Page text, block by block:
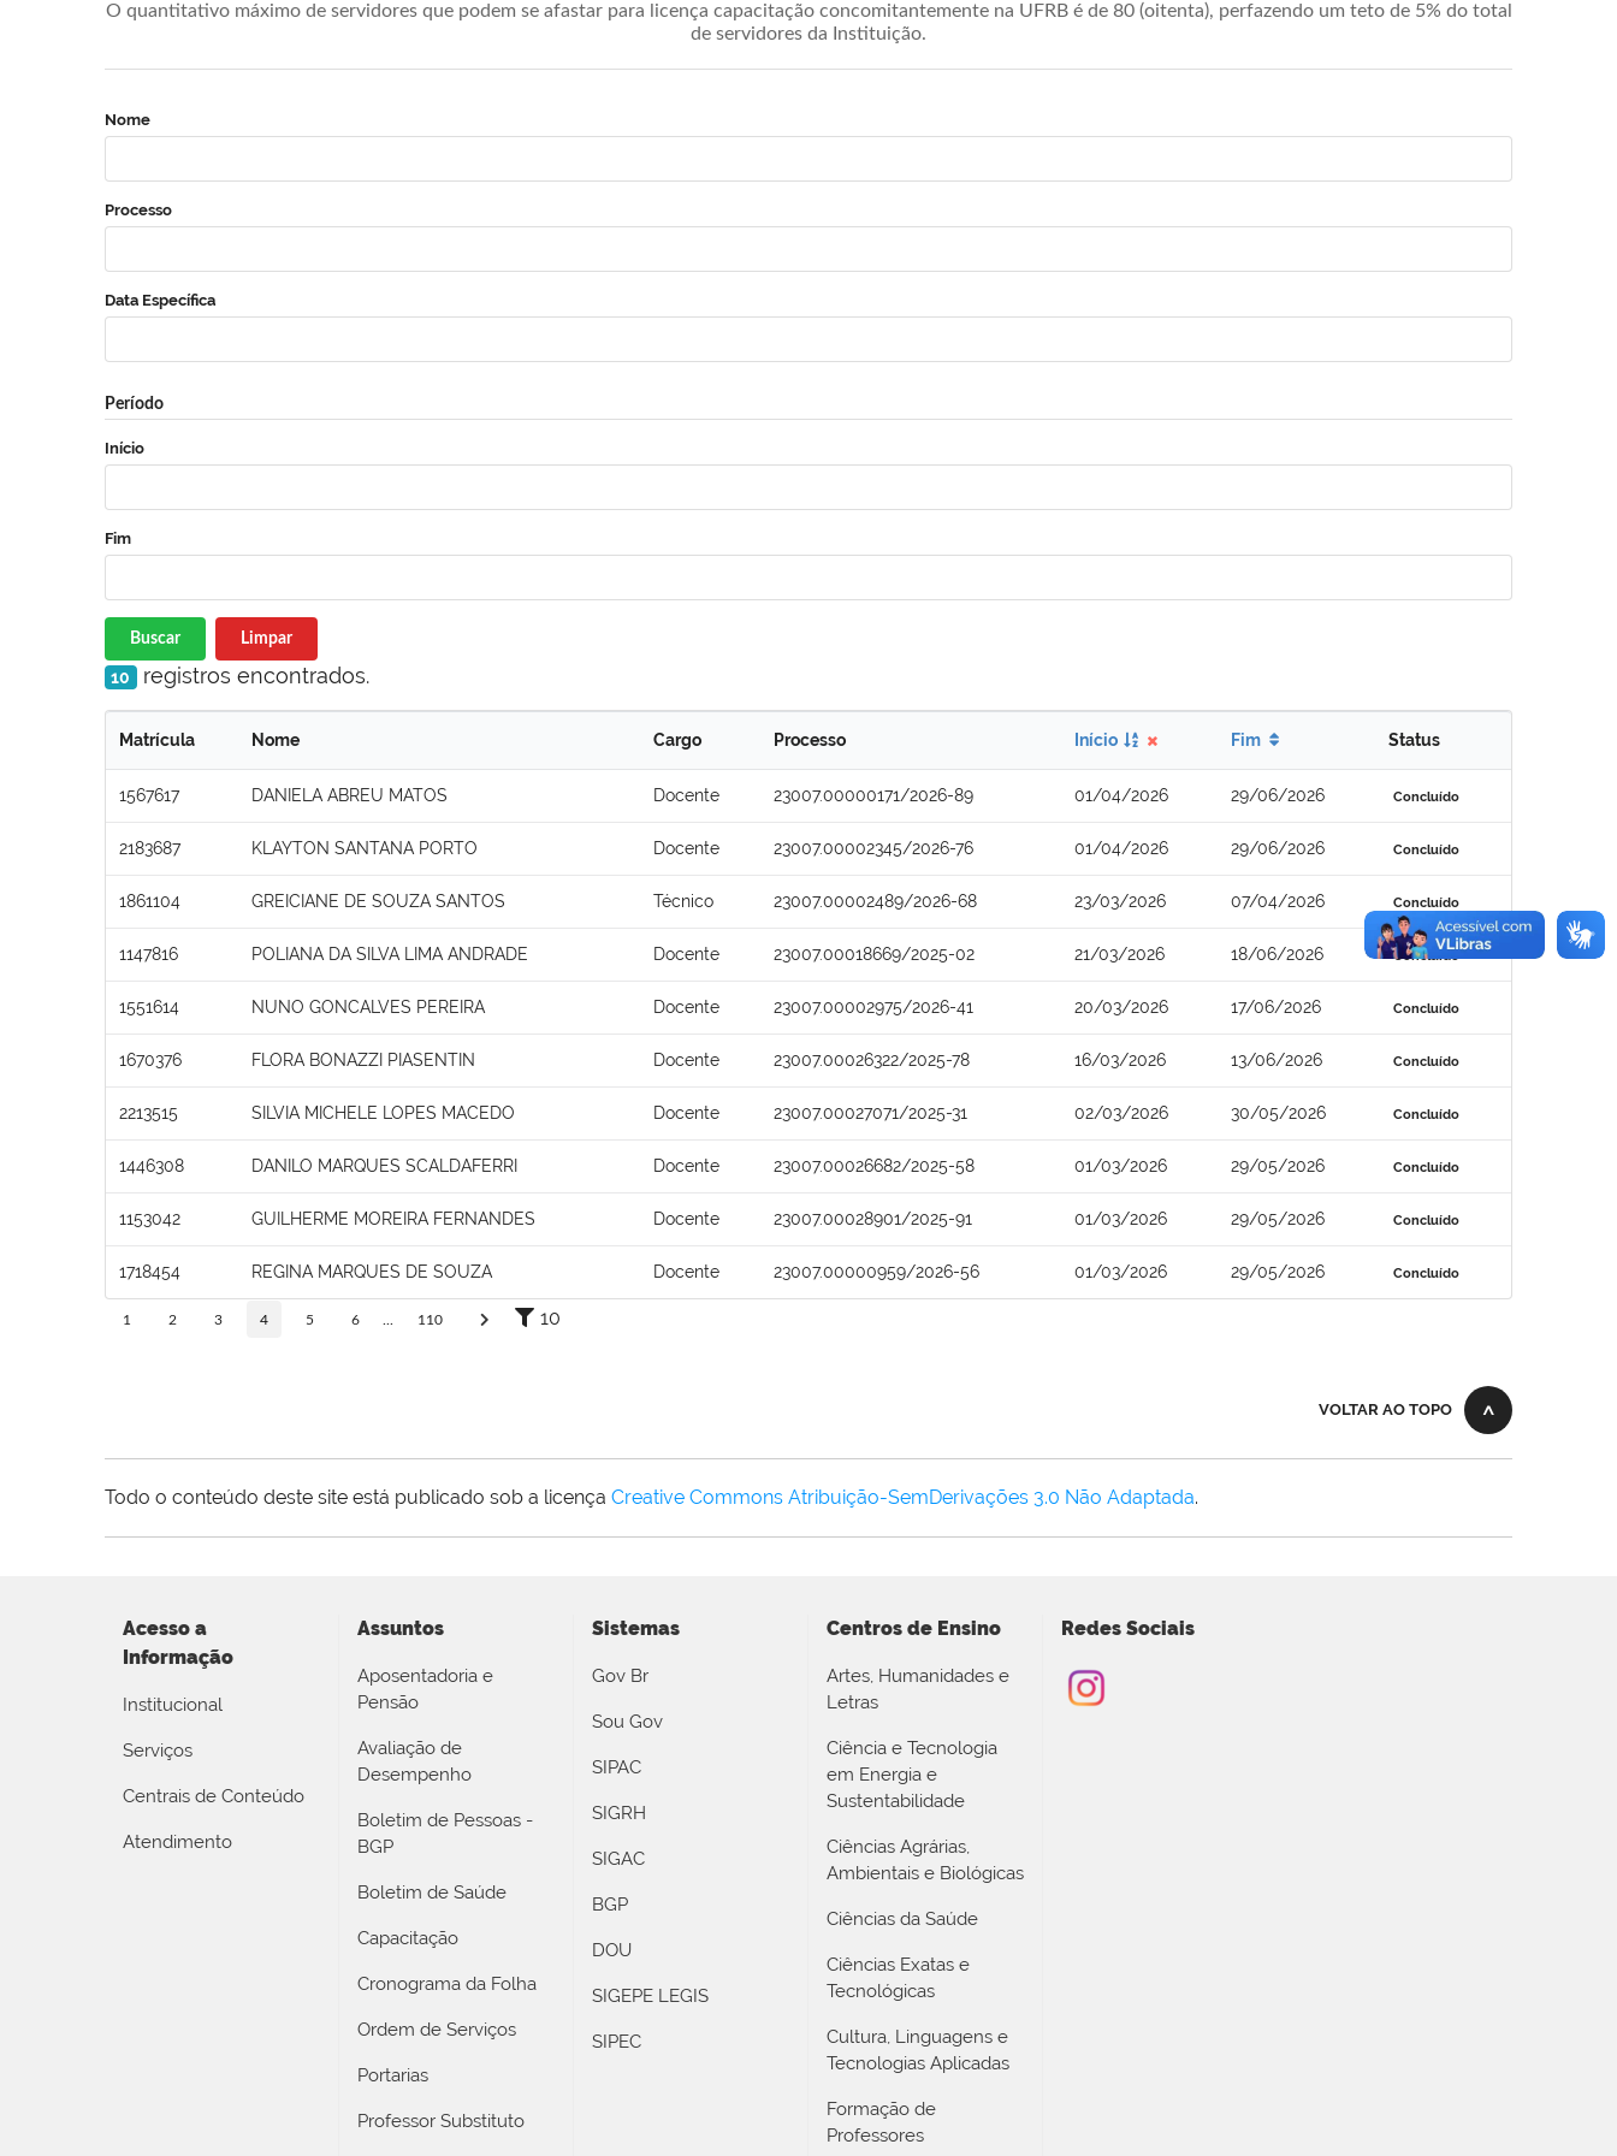
O quantitativo máximo de servidores que podem se afastar para licença capacitação concomitantemente na UFRB é de 80 (oitenta), perfazendo um teto de 5% do total
de servidores da Instituição.
Nome
Processo
Data Específica
Período
Início
Fim
Buscar Limpar
10 registros encontrados.
Matrícula Nome Cargo Processo Início Fim Status
1567617 DANIELA ABREU MATOS Docente 23007.00000171/2026-89 01/04/2026 29/06/2026 Concluído
2183687 KLAYTON SANTANA PORTO Docente 23007.00002345/2026-76 01/04/2026 29/06/2026 Concluído
1861104 GREICIANE DE SOUZA SANTOS Técnico 23007.00002489/2026-68 23/03/2026 07/04/2026 Concluído
1147816 POLIANA DA SILVA LIMA ANDRADE Docente 23007.00018669/2025-02 21/03/2026 18/06/2026 Concluído
1551614 NUNO GONCALVES PEREIRA Docente 23007.00002975/2026-41 20/03/2026 17/06/2026 Concluído
1670376 FLORA BONAZZI PIASENTIN Docente 23007.00026322/2025-78 16/03/2026 13/06/2026 Concluído
2213515 SILVIA MICHELE LOPES MACEDO Docente 23007.00027071/2025-31 02/03/2026 30/05/2026 Concluído
1446308 DANILO MARQUES SCALDAFERRI Docente 23007.00026682/2025-58 01/03/2026 29/05/2026 Concluído
1153042 GUILHERME MOREIRA FERNANDES Docente 23007.00028901/2025-91 01/03/2026 29/05/2026 Concluído
1718454 REGINA MARQUES DE SOUZA Docente 23007.00000959/2026-56 01/03/2026 29/05/2026 Concluído
1 2 3 4 5 6 110 10
VOLTAR AO TOPO
Todo o conteúdo deste site está publicado sob a licença Creative Commons Atribuição-SemDerivações 3.0 Não Adaptada.
Acesso a
Informação
Institucional
Serviços
Centrais de Conteúdo
Atendimento
Assuntos
Aposentadoria e
Pensão
Avaliação de
Desempenho
Boletim de Pessoas -
BGP
Boletim de Saúde
Capacitação
Cronograma da Folha
Ordem de Serviços
Portarias
Professor Substituto
Sistemas
Gov Br
Sou Gov
SIPAC
SIGRH
SIGAC
BGP
DOU
SIGEPE LEGIS
SIPEC
Centros de Ensino
Artes, Humanidades e
Letras
Ciência e Tecnologia
em Energia e
Sustentabilidade
Ciências Agrárias,
Ambientais e Biológicas
Ciências da Saúde
Ciências Exatas e
Tecnológicas
Cultura, Linguagens e
Tecnologias Aplicadas
Formação de
Professores
Redes Sociais